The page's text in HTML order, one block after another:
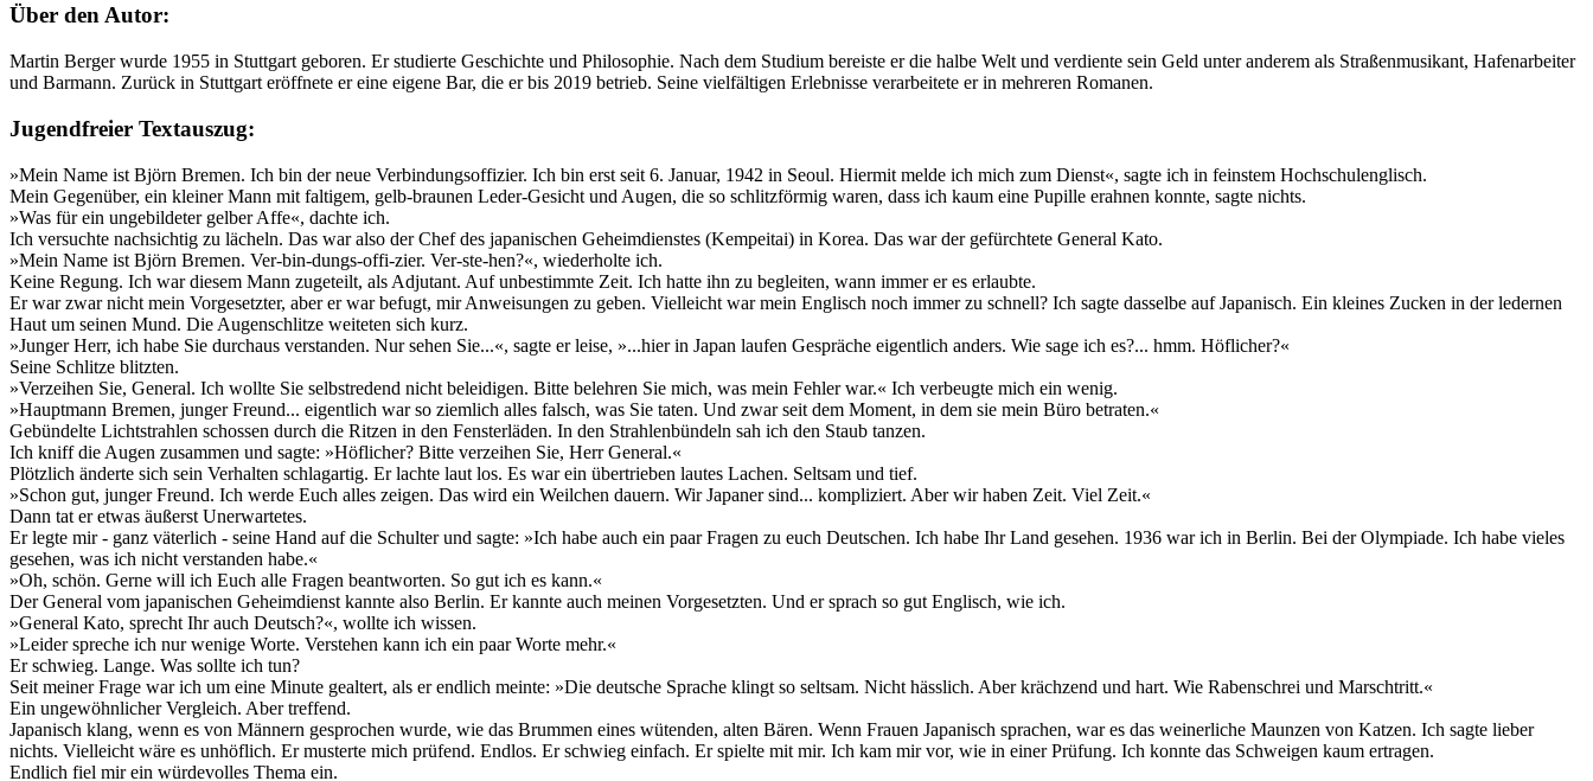
Über den Autor:
Martin Berger wurde 1955 in Stuttgart geboren. Er studierte Geschichte und Philosophie. Nach dem Studium bereiste er die halbe Welt und verdiente sein Geld unter anderem als Straßenmusikant, Hafenarbeiter
und Barmann. Zurück in Stuttgart eröffnete er eine eigene Bar, die er bis 2019 betrieb. Seine vielfältigen Erlebnisse verarbeitete er in mehreren Romanen.
Jugendfreier Textauszug:
»Mein Name ist Björn Bremen. Ich bin der neue Verbindungsoffizier. Ich bin erst seit 6. Januar, 1942 in Seoul. Hiermit melde ich mich zum Dienst«, sagte ich in feinstem Hochschulenglisch.
Mein Gegenüber, ein kleiner Mann mit faltigem, gelb-braunen Leder-Gesicht und Augen, die so schlitzförmig waren, dass ich kaum eine Pupille erahnen konnte, sagte nichts.
»Was für ein ungebildeter gelber Affe«, dachte ich.
Ich versuchte nachsichtig zu lächeln. Das war also der Chef des japanischen Geheimdienstes (Kempeitai) in Korea. Das war der gefürchtete General Kato.
»Mein Name ist Björn Bremen. Ver-bin-dungs-offi-zier. Ver-ste-hen?«, wiederholte ich.
Keine Regung. Ich war diesem Mann zugeteilt, als Adjutant. Auf unbestimmte Zeit. Ich hatte ihn zu begleiten, wann immer er es erlaubte.
Er war zwar nicht mein Vorgesetzter, aber er war befugt, mir Anweisungen zu geben. Vielleicht war mein Englisch noch immer zu schnell? Ich sagte dasselbe auf Japanisch. Ein kleines Zucken in der ledernen
Haut um seinen Mund. Die Augenschlitze weiteten sich kurz.
»Junger Herr, ich habe Sie durchaus verstanden. Nur sehen Sie...«, sagte er leise, »...hier in Japan laufen Gespräche eigentlich anders. Wie sage ich es?... hmm. Höflicher?«
Seine Schlitze blitzten.
»Verzeihen Sie, General. Ich wollte Sie selbstredend nicht beleidigen. Bitte belehren Sie mich, was mein Fehler war.« Ich verbeugte mich ein wenig.
»Hauptmann Bremen, junger Freund... eigentlich war so ziemlich alles falsch, was Sie taten. Und zwar seit dem Moment, in dem sie mein Büro betraten.«
Gebündelte Lichtstrahlen schossen durch die Ritzen in den Fensterläden. In den Strahlenbündeln sah ich den Staub tanzen.
Ich kniff die Augen zusammen und sagte: »Höflicher? Bitte verzeihen Sie, Herr General.«
Plötzlich änderte sich sein Verhalten schlagartig. Er lachte laut los. Es war ein übertrieben lautes Lachen. Seltsam und tief.
»Schon gut, junger Freund. Ich werde Euch alles zeigen. Das wird ein Weilchen dauern. Wir Japaner sind... kompliziert. Aber wir haben Zeit. Viel Zeit.«
Dann tat er etwas äußerst Unerwartetes.
Er legte mir - ganz väterlich - seine Hand auf die Schulter und sagte: »Ich habe auch ein paar Fragen zu euch Deutschen. Ich habe Ihr Land gesehen. 1936 war ich in Berlin. Bei der Olympiade. Ich habe vieles
gesehen, was ich nicht verstanden habe.«
»Oh, schön. Gerne will ich Euch alle Fragen beantworten. So gut ich es kann.«
Der General vom japanischen Geheimdienst kannte also Berlin. Er kannte auch meinen Vorgesetzten. Und er sprach so gut Englisch, wie ich.
»General Kato, sprecht Ihr auch Deutsch?«, wollte ich wissen.
»Leider spreche ich nur wenige Worte. Verstehen kann ich ein paar Worte mehr.«
Er schwieg. Lange. Was sollte ich tun?
Seit meiner Frage war ich um eine Minute gealtert, als er endlich meinte: »Die deutsche Sprache klingt so seltsam. Nicht hässlich. Aber krächzend und hart. Wie Rabenschrei und Marschtritt.«
Ein ungewöhnlicher Vergleich. Aber treffend.
Japanisch klang, wenn es von Männern gesprochen wurde, wie das Brummen eines wütenden, alten Bären. Wenn Frauen Japanisch sprachen, war es das weinerliche Maunzen von Katzen. Ich sagte lieber
nichts. Vielleicht wäre es unhöflich. Er musterte mich prüfend. Endlos. Er schwieg einfach. Er spielte mit mir. Ich kam mir vor, wie in einer Prüfung. Ich konnte das Schweigen kaum ertragen.
Endlich fiel mir ein würdevolles Thema ein.